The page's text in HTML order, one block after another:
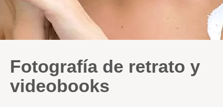
Fotografía de retrato y
videobooks